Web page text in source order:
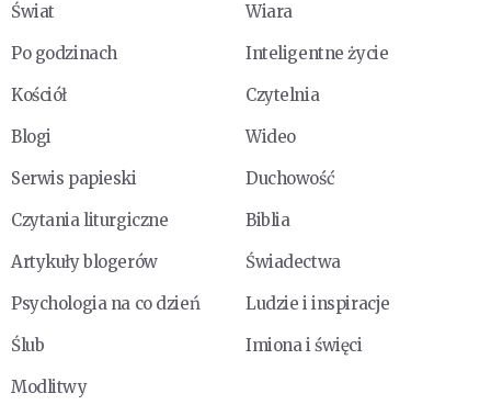
Świat
Wiara
Po godzinach
Inteligentne życie
Kościół
Czytelnia
Blogi
Wideo
Serwis papieski
Duchowość
Czytania liturgiczne
Biblia
Artykuły blogerów
Świadectwa
Psychologia na co dzień
Ludzie i inspiracje
Ślub
Imiona i święci
Modlitwy